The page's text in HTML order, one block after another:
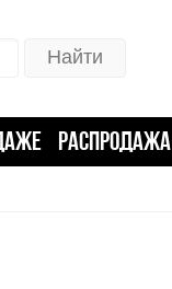
РАСПРОДАЖА